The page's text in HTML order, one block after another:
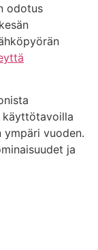
odotus
käyttötavoilla
vuoden.
ja